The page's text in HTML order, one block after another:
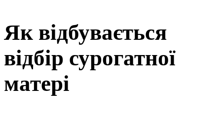
Як відбувається
відбір сурогатної
матері